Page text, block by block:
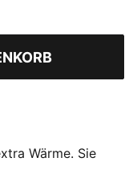
Wärme. Sie
aus